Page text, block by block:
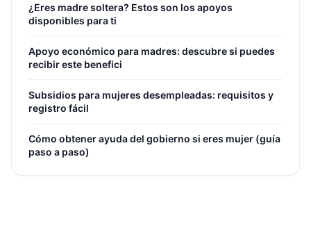
¿Eres madre soltera? Estos son los apoyos
disponibles para ti
Apoyo económico para madres: descubre si puedes
recibir este benefici
Subsidios para mujeres desempleadas: requisitos y
registro fácil
Cómo obtener ayuda del gobierno si eres mujer (guía
paso a paso)